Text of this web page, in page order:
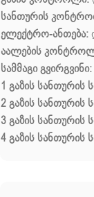
სანთურის
ელექტრო-ანთება:
აალების
სამმაგი გვირგვინი:
1 გაზის სანთურის
2 გაზის სანთურის
3 გაზის სანთურის
4 გაზის სანთურის